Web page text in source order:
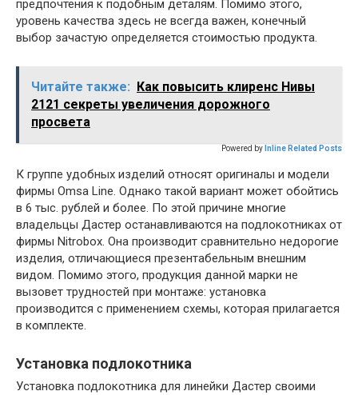
предпочтения к подобным деталям. Помимо этого,
уровень качества здесь не всегда важен, конечный
выбор зачастую определяется стоимостью продукта.
Читайте также:
Как повысить клиренс Нивы
2121 секреты увеличения дорожного
просвета
Powered by Inline Related Posts
К группе удобных изделий относят оригиналы и модели
фирмы Omsa Line. Однако такой вариант может обойтись
в 6 тыс. рублей и более. По этой причине многие
владельцы Дастер останавливаются на подлокотниках от
фирмы Nitrobox. Она производит сравнительно недорогие
изделия, отличающиеся презентабельным внешним
видом. Помимо этого, продукция данной марки не
вызовет трудностей при монтаже: установка
производится с применением схемы, которая прилагается
в комплекте.
Установка подлокотника
Установка подлокотника для линейки Дастер своими